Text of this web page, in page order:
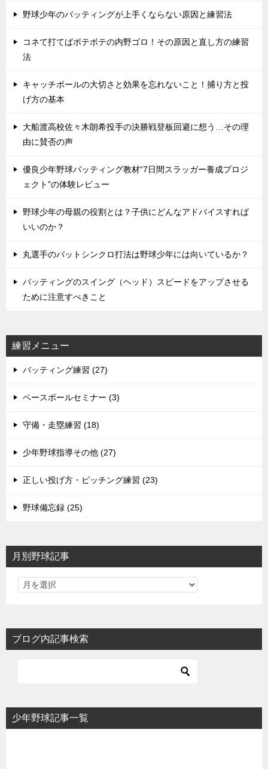
野球少年のバッティングが上手くならない原因と練習法
コネて打てばボテボテの内野ゴロ！その原因と直し方の練習
法
キャッチボールの大切さと効果を忘れないこと！捕り方と投
げ方の基本
大船渡高校佐々木朗希投手の決勝戦登板回避に想う…その理
由に賛否の声
優良少年野球バッティング教材“7日間スラッガー養成プロジ
ェクト”の体験レビュー
野球少年の母親の役割とは？子供にどんなアドバイスすれば
いいのか？
丸選手のバットシンクロ打法は野球少年には向いているか？
バッティングのスイング（ヘッド）スピードをアップさせる
ために注意すべきこと
練習メニュー
バッティング練習 (27)
ベースボールセミナー (3)
守備・走塁練習 (18)
少年野球指導その他 (27)
正しい投げ方・ピッチング練習 (23)
野球備忘録 (25)
月別野球記事
ブログ内記事検索
少年野球記事一覧